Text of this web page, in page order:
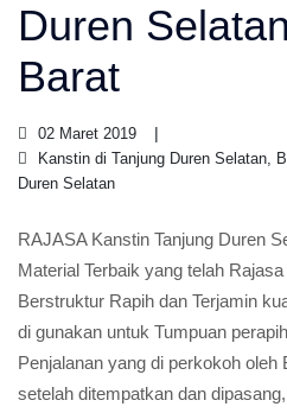
Duren
Barat
02 Maret 2019
Kanstin di Tanjung Duren Selatan,
Duren Selatan
RAJASA Kanstin Tanjung Duren
Material Terbaik yang telah
Berstruktur Rapih dan Terjamin
di gunakan untuk Tumpuan
Penjalanan yang di perkokoh oleh
setelah ditempatkan dan